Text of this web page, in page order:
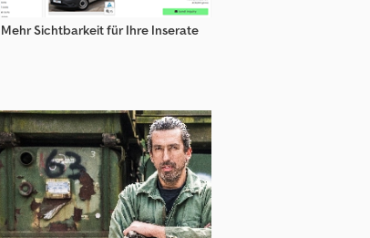
Mehr Sichtbarkeit für Ihre Inserate